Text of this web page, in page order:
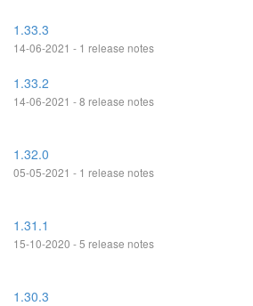
1.33.3
14-06-2021 - 1 release notes
1.33.2
14-06-2021 - 8 release notes
1.32.0
05-05-2021 - 1 release notes
1.31.1
15-10-2020 - 5 release notes
1.30.3